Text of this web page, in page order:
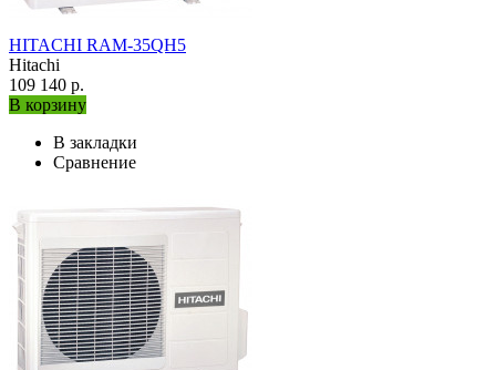
HITACHI RAM-35QH5
Hitachi
109 140 р.
В корзину
В закладки
Сравнение